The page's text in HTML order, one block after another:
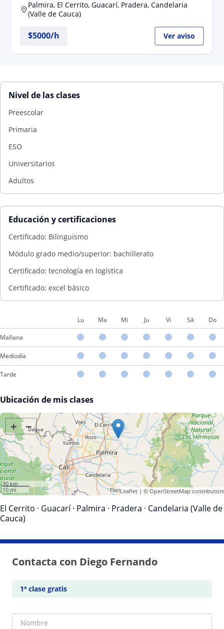
Palmira, El Cerrito, Guacarí, Pradera, Candelaria
(Valle de Cauca)
$5000/h Ver aviso
Nivel de las clases
Preescolar
Primaria
ESO
Universitarios
Adultos
Educación y certificaciones
Certificado: Bilinguismo
Módulo grado medio/superior: bachillerato
Certificado: tecnología en logística
Certificado: excel básico
Lu Ma Mi Ju Vi Sá Do
Mañana
Mediodía
Tarde
Ubicación de mis clases
+ −
30 km
10 mi
Leaflet| © OpenStreetMap contributors
El Cerrito · Guacarí· Palmira · Pradera · Candelaria (Valle de
Cauca)
Contacta con Diego Fernando
1ª clase gratis